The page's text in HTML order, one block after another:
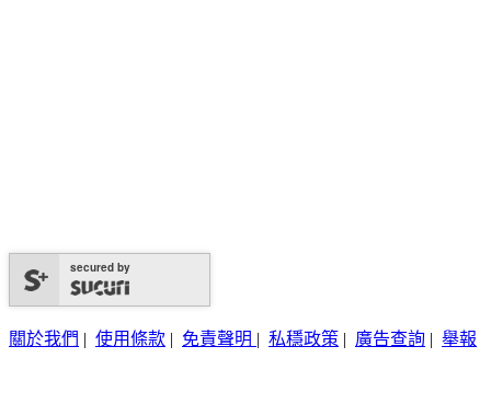
secured by
關於我們 | 使用條款 | 免責聲明 | 私穩政策 | 廣告查詢 | 舉報